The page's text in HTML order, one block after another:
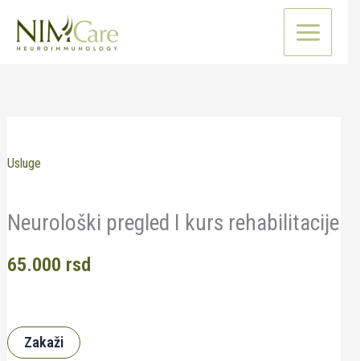
Usluge
Neurološki pregled I kurs rehabilitacije
65.000 rsd
Zakaži